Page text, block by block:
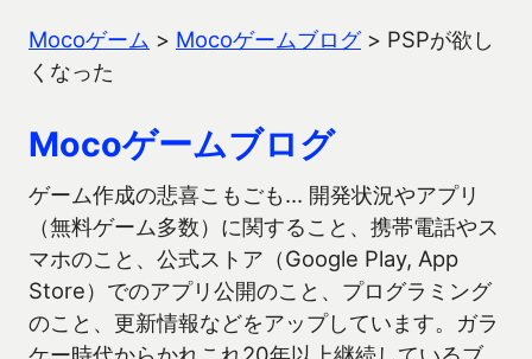
Mocoゲーム > Mocoゲームブログ> PSPが欲し
くなった
Mocoゲームブログ
ゲーム作成の悲喜こもごも… 開発状況やアプリ
（無料ゲーム多数）に関すること、携帯電話やス
マホのこと、公式ストア（Google Play, App
Store）でのアプリ公開のこと、プログラミング
のこと、更新情報などをアップしています。ガラ